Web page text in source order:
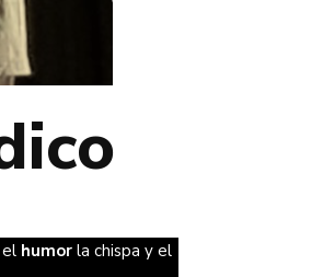
humor la chispa y el